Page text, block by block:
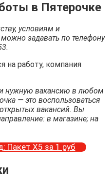
в Пятерочке
условиям и
задавать по телефону
на работу, компания
нужную вакансию в любом
— это воспользоваться
вакансий. Вы
в магазине; на
Пакет Х5 за 1 руб